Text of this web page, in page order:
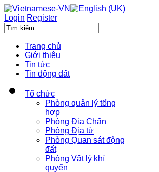
Login Register
Trang chủ
Giới thiệu
Tin tức
Tin động đất
Tổ chức
Phòng quản lý tổng
hợp
Phòng Địa Chấn
Phòng Địa từ
Phòng Quan sát động
đất
Phòng Vật lý khí
quyển